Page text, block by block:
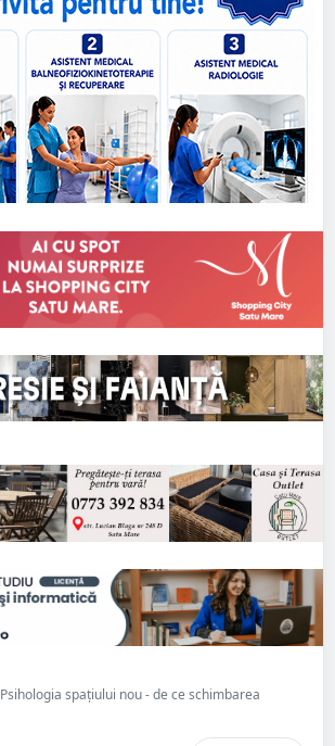
Psihologia spațiului nou - de ce schimbarea